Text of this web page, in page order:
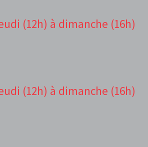
(12h) à dimanche (16h)
(12h) à dimanche (16h)